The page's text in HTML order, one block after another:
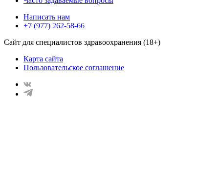
Написать нам
+7 (977) 262-58-66
Сайт для специалистов здравоохранения (18+)
Карта сайта
Пользовательское соглашение